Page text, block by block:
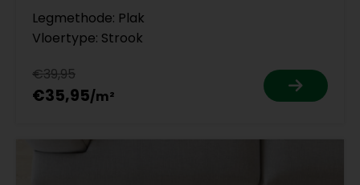
Legmethode: Plak
Vloertype: Strook
€39,95
€35,95